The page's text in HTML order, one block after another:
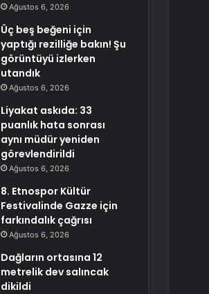
Ağustos 6, 2026
Üç beş beğeni için
yaptığı rezilliğe bakın! Şu
görüntüyü izlerken
utandık
Ağustos 6, 2026
Liyakat askıda: 33
puanlık hata sonrası
aynı müdür yeniden
görevlendirildi
Ağustos 6, 2026
8. Etnospor Kültür
Festivalinde Gazze için
farkındalık çağrısı
Ağustos 6, 2026
Dağların ortasına 12
metrelik dev salıncak
dikildi